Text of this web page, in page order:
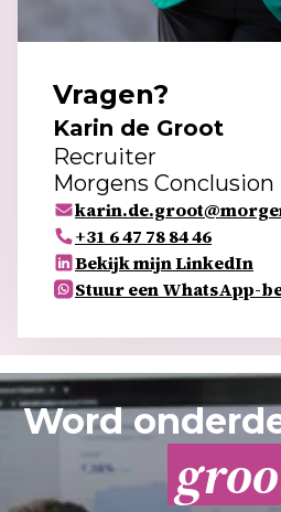
Vragen?
Karin de Groot
Recruiter
Morgens Conclusion
+31 6 47 78 84 46
Bekijk mijn LinkedIn
Stuur een WhatsApp-
Word